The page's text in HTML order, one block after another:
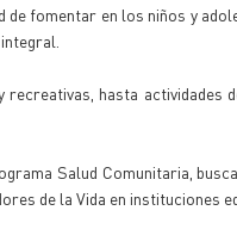
fomentar en los niños y
hasta actividades
Salud Comunitaria,
de la Vida en instituciones